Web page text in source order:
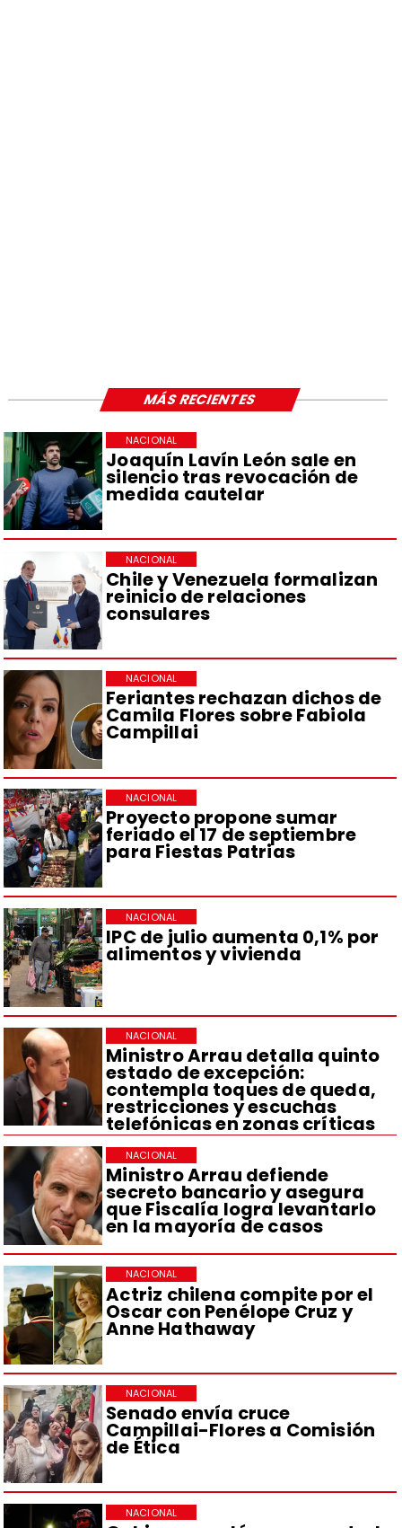
Joaquín Lavín León sale en
silencio tras revocación de
medida cautelar
NACIONAL
Chile y Venezuela formalizan
reinicio de relaciones
consulares
NACIONAL
Feriantes rechazan dichos de
Camila Flores sobre Fabiola
Campillai
NACIONAL
Proyecto propone sumar
feriado el 17 de septiembre
para Fiestas Patrias
NACIONAL
IPC de julio aumenta 0,1% por
alimentos y vivienda
NACIONAL
Ministro Arrau detalla quinto
estado de excepción:
contempla toques de queda,
restricciones y escuchas
telefónicas en zonas críticas
NACIONAL
Ministro Arrau defiende
secreto bancario y asegura
que Fiscalía logra levantarlo
en la mayoría de casos
NACIONAL
Actriz chilena compite por el
Oscar con Penélope Cruz y
Anne Hathaway
NACIONAL
Senado envía cruce
Campillai-Flores a Comisión
de Ética
NACIONAL
NACIONAL
MÁS RECIENTES